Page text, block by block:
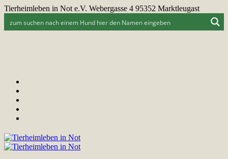
Tierheimleben in Not e.V. Webergasse 4 95352 Marktleugast